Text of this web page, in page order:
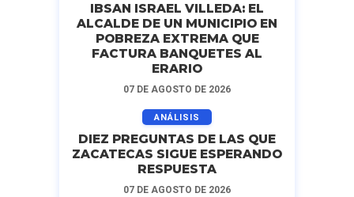
IBSAN ISRAEL VILLEDA: EL
ALCALDE DE UN MUNICIPIO EN
POBREZA EXTREMA QUE
FACTURA BANQUETES AL
ERARIO
07 DE AGOSTO DE 2026
ANÁLISIS
DIEZ PREGUNTAS DE LAS QUE
ZACATECAS SIGUE ESPERANDO
RESPUESTA
07 DE AGOSTO DE 2026